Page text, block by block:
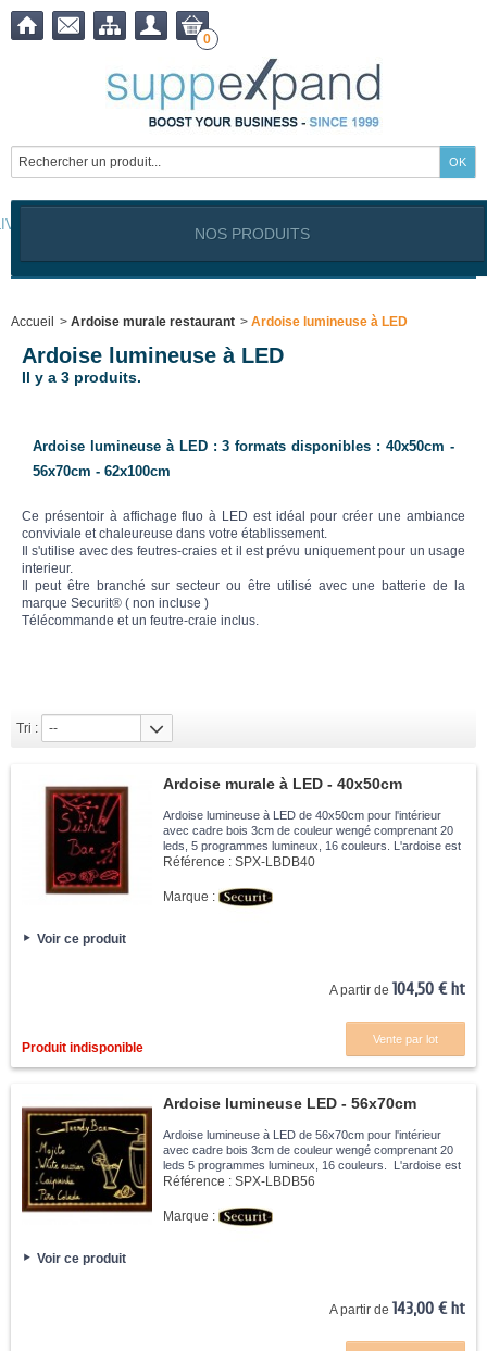
0
OFFERTE à partir de399,00 € !
NOS PRODUITS
Accueil > Ardoise murale restaurant > Ardoise lumineuse à LED
Ardoise lumineuse à LED
Il y a 3 produits.
Ardoise lumineuse à LED : 3 formats disponibles : 40x50cm -
56x70cm - 62x100cm
Ce présentoir à affichage fluo à LED est idéal pour créer une ambiance
conviviale et chaleureuse dans votre établissement.
Il s'utilise avec des feutres-craies et il est prévu uniquement pour un usage
interieur.
Il peut être branché sur secteur ou être utilisé avec une batterie de la
marque Securit® ( non incluse )
Télécommande et un feutre-craie inclus.
Tri : --
Ardoise murale à LED - 40x50cm
Ardoise lumineuse à LED de 40x50cm pour l'intérieur
avec cadre bois 3cm de couleur wengé comprenant 20
leds, 5 programmes lumineux, 16 couleurs. L'ardoise est
livrée avec une télécommande et un feutre-craie.
Référence : SPX-LBDB40
Marque :
Voir ce produit
A partir de 104,50 € ht
Produit indisponible
Vente par lot
Ardoise lumineuse LED - 56x70cm
Ardoise lumineuse à LED de 56x70cm pour l'intérieur
avec cadre bois 3cm de couleur wengé comprenant 20
leds 5 programmes lumineux, 16 couleurs. L'ardoise est
livrée avec une télécommande et un feutre-craie.
Référence : SPX-LBDB56
Marque :
Voir ce produit
A partir de 143,00 € ht